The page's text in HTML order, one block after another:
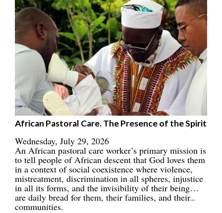
African Pastoral Care. The Presence of the Spirit
Wednesday, July 29, 2026
An African pastoral care worker’s primary mission is
to tell people of African descent that God loves them
in a context of social coexistence where violence,
mistreatment, discrimination in all spheres, injustice
in all its forms, and the invisibility of their being…
are daily bread for them, their families, and their
communities.